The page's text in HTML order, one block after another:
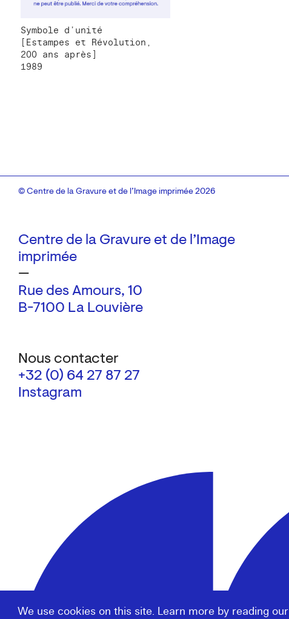
We use cookies on this site. Learn more by reading our
Symbole d’unité
[Estampes et Révolution,
200 ans après]
1989
Centre de la Gravure et de l’Image
imprimée
—
Rue des Amours, 10
B-7100 La Louvière
Nous contacter
+32 (0) 64 27 87 27
Instagram
© Centre de la Gravure et de l’Image imprimée 2026